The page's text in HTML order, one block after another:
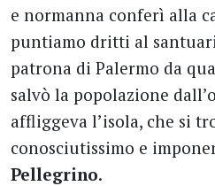
e normanna conferì alla
puntiamo dritti al
patrona di Palermo da
salvò la popolazione
affliggeva l’isola, che si
conosciutissimo e
Pellegrino.